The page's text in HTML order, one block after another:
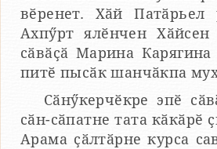
вӗренет. Хӑй Патӑрьел
Ахпӳрт ялӗнчен
сӑвӑҫӑ Марина
питӗ пысӑк шанчӑкпа
Сӑнӳкерчӗкре эпӗ
сӑн-сӑпатне тата кӑкӑрӗ
Арама ҫӑлтӑрне курса